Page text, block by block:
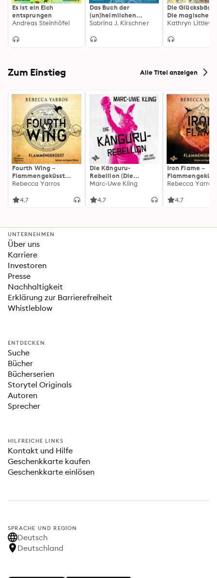
Es ist ein Elch
entsprungen
Andreas Steinhöfel
Das Buch der
(un)heimlichen
Wünsche 1: Auf
Sabrina J. Kirschner
Die
Die magische
Kathryn
Zum Einstieg Alle Titel anzeigen
Fourth Wing –
Flammengeküsst
(Flammengeküsst-
Rebecca Yarros
4.7
Die Känguru-
Rebellion (Die
Känguru-Werke 5)
Marc-Uwe Kling
4.7
Iron Flame –
heißersehnte
Rebecca Yarros
4.7
UNTERNEHMEN
Über uns
Karriere
Investoren
Presse
Nachhaltigkeit
Erklärung zur Barrierefreiheit
Whistleblow
ENTDECKEN
Suche
Bücher
Bücherserien
Storytel Originals
Autoren
Sprecher
HILFREICHE LINKS
Kontakt und Hilfe
Geschenkkarte kaufen
Geschenkkarte einlösen
SPRACHE UND REGION
Deutsch
Deutschland